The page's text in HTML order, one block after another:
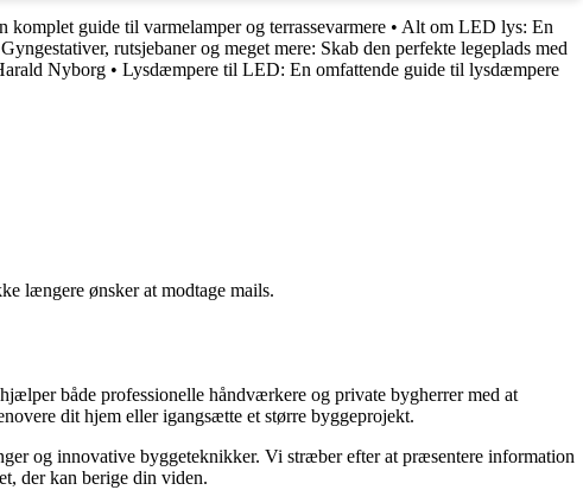
guide til varmelamper og terrassevarmere • Alt om LED lys: En
Gyngestativer, rutsjebaner og meget mere: Skab den perfekte legeplads med
Nyborg • Lysdæmpere til LED: En omfattende guide til lysdæmpere
længere ønsker at modtage mails.
både professionelle håndværkere og private bygherrer med at
dit hjem eller igangsætte et større byggeprojekt.
og innovative byggeteknikker. Vi stræber efter at præsentere information
der kan berige din viden.